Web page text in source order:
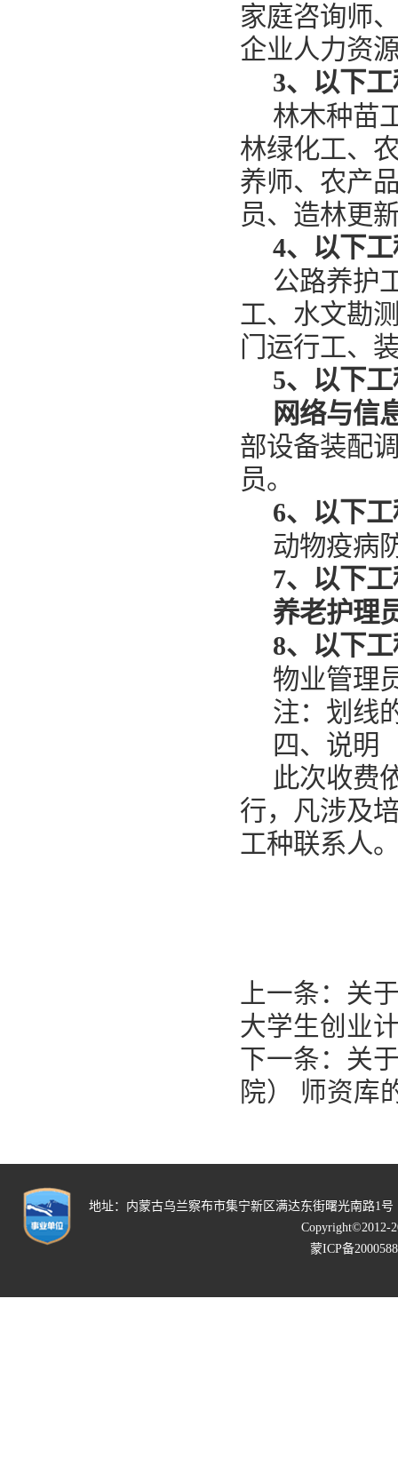
家庭咨询师
企业人力资
3、 以下
林木种苗
林绿化工、
养师、农产
员、造林更
4、 以下
公路养护
工、水文勘
门运行工、
5、 以下
网络与信
部设备装配
员。
6、以下
动物疫病
7、 以下
养老护理
8、 以下
物业管理
注：划线
四、说明
此次收费
行，凡涉及
工种联系人
上一条： 关
大学生创业
下一条： 关
院） 师资库
地址：内蒙古乌兰察布市集宁新区满达东街曙光南路1
Copyright©2012-
蒙ICP备